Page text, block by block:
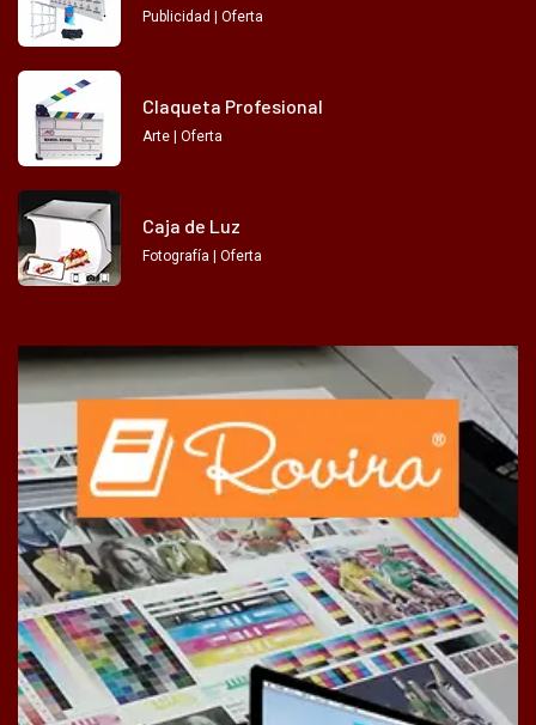
Publicidad | Oferta
Claqueta Profesional
Arte | Oferta
Caja de Luz
Fotografía | Oferta